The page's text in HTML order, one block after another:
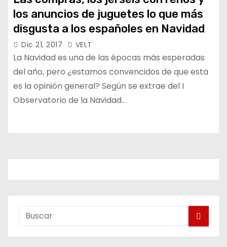
los anuncios de juguetes lo que más
disgusta a los españoles en Navidad
Dic 21, 2017 VELT
La Navidad es una de las épocas más esperadas
del año, pero ¿estamos convencidos de que esta
es la opinión general? Según se extrae del I
Observatorio de la Navidad…